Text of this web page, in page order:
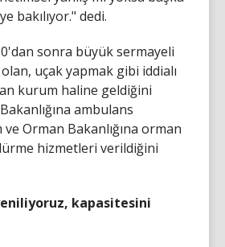
bakılıyor." dedi.
sonra büyük sermayeli
uçak yapmak gibi iddialı
kurum haline geldiğini
ambulans
Orman Bakanlığına orman
hizmetleri verildiğini
kapasitesini